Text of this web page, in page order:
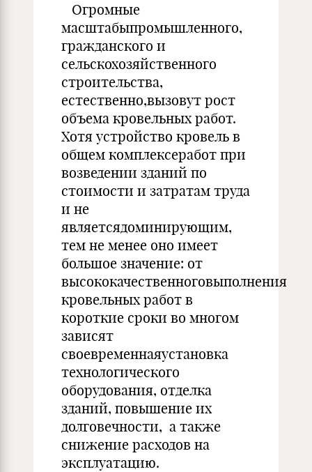
Огромные
масштабыпромышленного,
гражданского и
сельскохозяйственного
строительства,
естественно,вызовут рост
объема кровельных работ.
Хотя устройство кровель в
общем комплексеработ при
возведении зданий по
стоимости и затратам труда
и не
являетсядоминирующим,
тем не менее оно имеет
большое значение: от
высококачественноговыполнения
кровельных работ в
короткие сроки во многом
зависят
своевременнаяустановка
технологического
оборудования, отделка
зданий, повышение их
долговечности, а также
снижение расходов на
эксплуатацию.